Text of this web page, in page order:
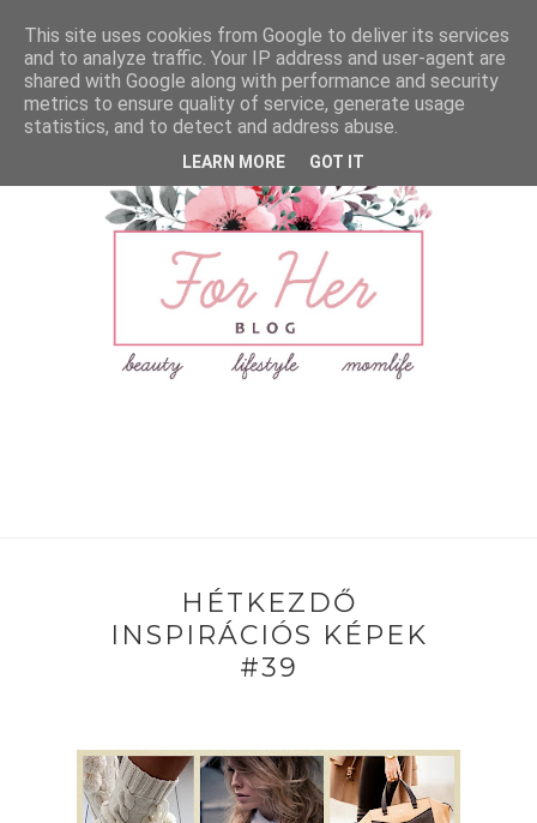
HÉTKEZDŐ
INSPIRÁCIÓS KÉPEK
#39
This site uses cookies from Google to deliver its services
and to analyze traffic. Your IP address and user-agent are
shared with Google along with performance and security
metrics to ensure quality of service, generate usage
statistics, and to detect and address abuse.
LEARN MORE GOT IT